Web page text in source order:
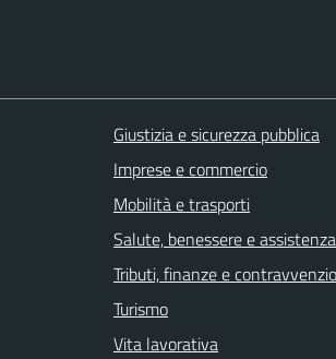
Giustizia e sicurezza pubblica
Imprese e commercio
Mobilità e trasporti
Salute, benessere e assistenza
Tributi, finanze e
Turismo
Vita lavorativa